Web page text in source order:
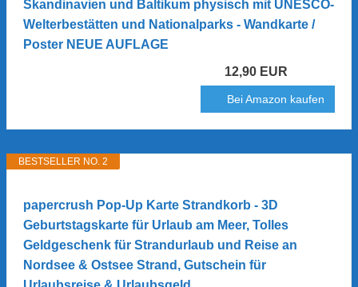
Skandinavien und Baltikum physisch mit UNESCO-
Welterbestätten und Nationalparks - Wandkarte /
Poster NEUE AUFLAGE
12,90 EUR
Bei Amazon kaufen
BESTSELLER NO. 2
papercrush Pop-Up Karte Strandkorb - 3D
Geburtstagskarte für Urlaub am Meer, Tolles
Geldgeschenk für Strandurlaub und Reise an
Nordsee & Ostsee Strand, Gutschein für